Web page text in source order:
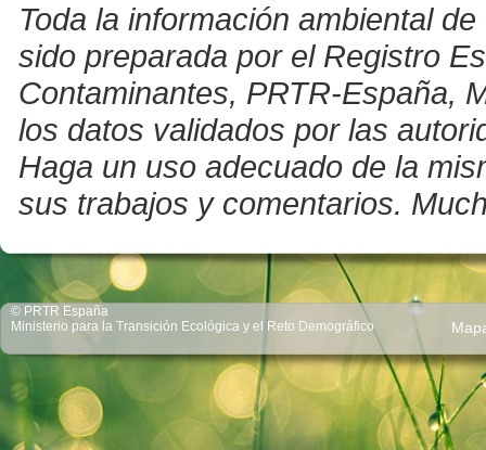
Toda la información ambiental
sido preparada por el Registro
Contaminantes, PRTR-España,
los datos validados por las
Haga un uso adecuado de la
sus trabajos y comentarios.
© PRTR España
Ministerio para la Transición Ecológica y el Reto Demográfico